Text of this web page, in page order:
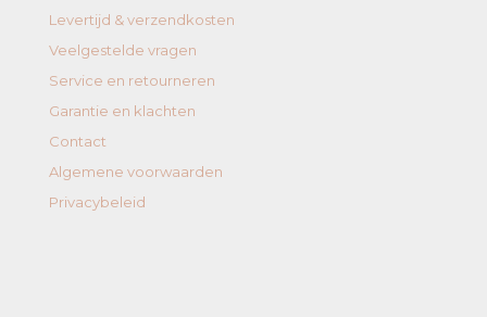
Levertijd & verzendkosten
Veelgestelde vragen
Service en retourneren
Garantie en klachten
Contact
Algemene voorwaarden
Privacybeleid